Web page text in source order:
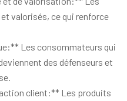
valorisés, ce qui renforce
Les consommateurs qui
des défenseurs et
client:** Les produits